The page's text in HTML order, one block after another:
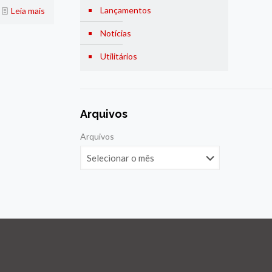
Leia mais Lançamentos
Notícias
Utilitários
Arquivos
Arquivos